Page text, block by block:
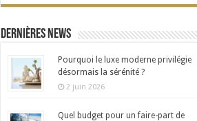
Dernières news
Pourquoi le luxe moderne privilégie
désormais la sérénité ?
2 juin 2026
Quel budget pour un faire-part de